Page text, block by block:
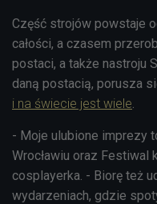
Część strojów powstaje
całości, a czasem
postaci, a także nastroju
daną postacią, porusza
i na świecie jest wiele.
- Moje ulubione imprezy
Wrocławiu oraz
cosplayerka. - Biorę też
wydarzeniach, gdzie